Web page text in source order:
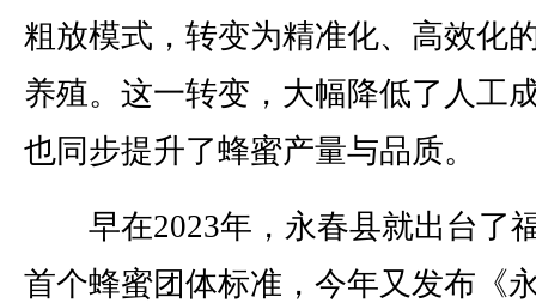
粗放模式，转变为精准化、高效化
养殖。这一转变，大幅降低了人工
也同步提升了蜂蜜产量与品质。
早在2023年，永春县就出台了
首个蜂蜜团体标准，今年又发布《